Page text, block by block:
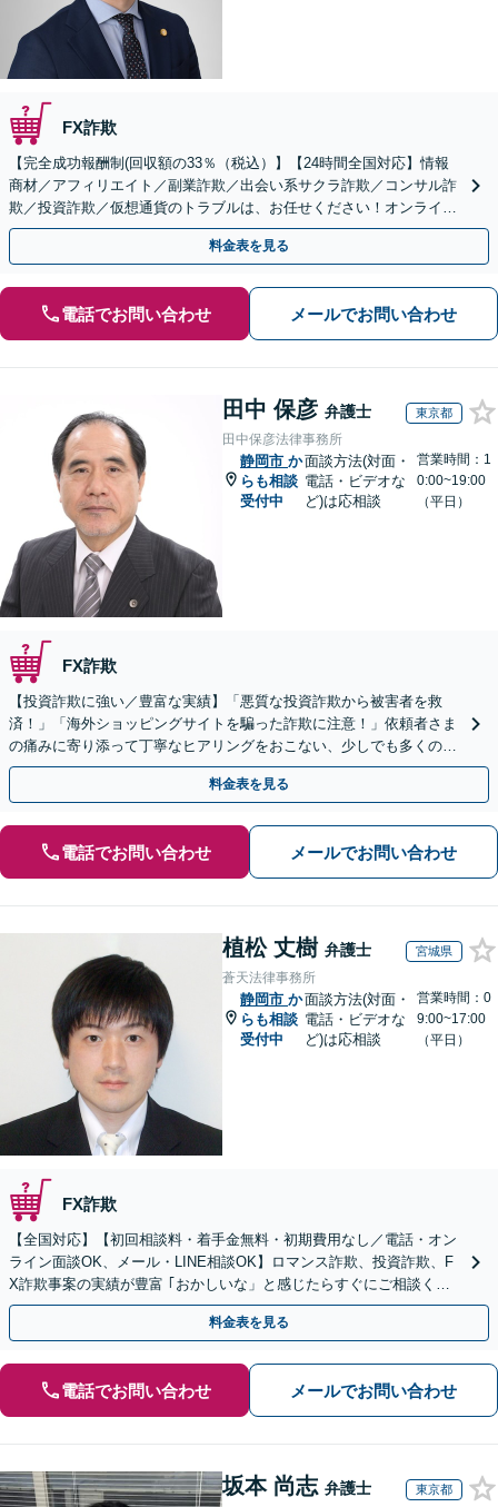
FX詐欺
【完全成功報酬制(回収額の33％（税込）】【24時間全国対応】情報
商材／アフィリエイト／副業詐欺／出会い系サクラ詐欺／コンサル詐
欺／投資詐欺／仮想通貨のトラブルは、お任せください！オンライン
のみで解決も可能！
料金表を見る
電話でお問い合わせ メールでお問い合わせ
田中 保彦 弁護士 東京都
田中保彦法律事務所
静岡市 か
らも相談
受付中
面談方法(対面・
電話・ビデオな
ど)は応相談
営業時間：1
0:00~19:00
（平日）
FX詐欺
【投資詐欺に強い／豊富な実績】「悪質な投資詐欺から被害者を救
済！」「海外ショッピングサイトを騙った詐欺に注意！」依頼者さま
の痛みに寄り添って丁寧なヒアリングをおこない、少しでも多くの返
金が得られるよう尽力します！
料金表を見る
電話でお問い合わせ メールでお問い合わせ
植松 丈樹 弁護士 宮城県
蒼天法律事務所
静岡市 か
らも相談
受付中
面談方法(対面・
電話・ビデオな
ど)は応相談
営業時間：0
9:00~17:00
（平日）
FX詐欺
【全国対応】【初回相談料・着手金無料・初期費用なし／電話・オン
ライン面談OK、メール・LINE相談OK】ロマンス詐欺、投資詐欺、F
X詐欺事案の実績が豊富 ｢おかしいな」と感じたらすぐにご相談くだ
さい。
料金表を見る
電話でお問い合わせ メールでお問い合わせ
坂本 尚志 弁護士 東京都